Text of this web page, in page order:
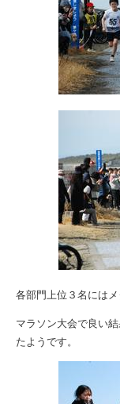
各部門上位３名にはメ
マラソン大会で良い
たようです。